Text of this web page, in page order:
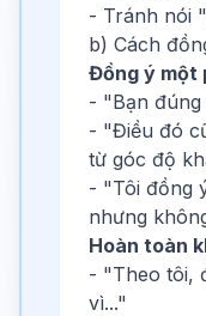
- Tránh nói
b) Cách
Đồng ý một
- "Bạn đúng
- "Điều đó
từ góc độ
- "Tôi đồng
nhưng
Hoàn toàn
- "Theo tôi,
vì..."